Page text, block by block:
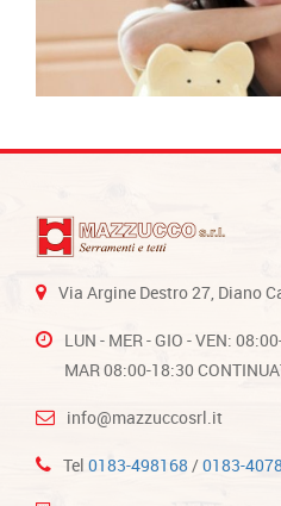
Via Argine Destro 27, Diano
LUN - MER - GIO - VEN:
MAR 08:00-18:30
info@mazzuccosrl.it
Tel 0183-498168 /0183-